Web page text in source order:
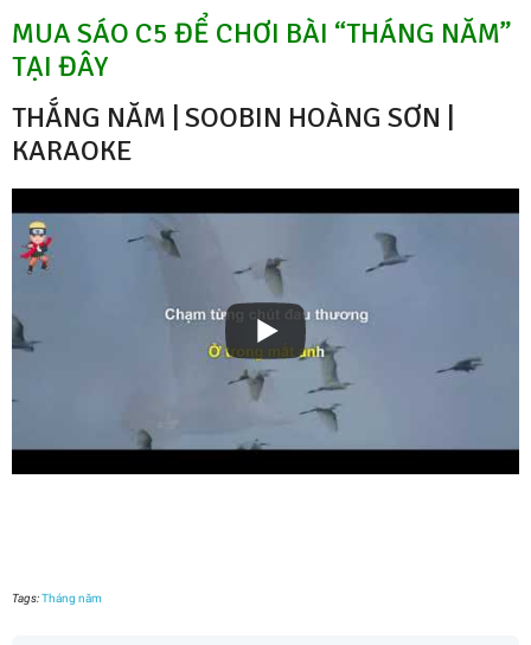
MUA SÁO C5 ĐỂ CHƠI BÀI “THÁNG NĂM”
TẠI ĐÂY
THẮNG NĂM | SOOBIN HOÀNG SƠN |
KARAOKE
Tags:Tháng năm